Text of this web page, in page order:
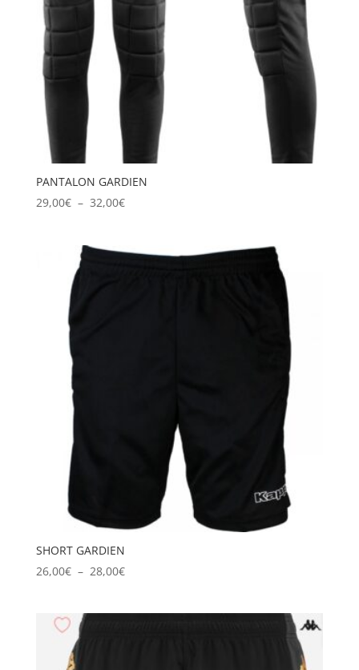
PANTALON GARDIEN
29,00€ – 32,00€Plage
29,00€
SHORT GARDIEN
26,00€ – 28,00€Plage